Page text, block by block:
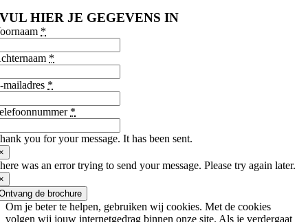
VUL HIER JE GEGEVENS IN
*
*
mailadres *
*
you for your message. It has been sent.
was an error trying to send your message. Please try again later.
de brochure
Om je beter te helpen, gebruiken wij cookies. Met de cookies
volgen wij jouw internetgedrag binnen onze site. Als je verdergaat